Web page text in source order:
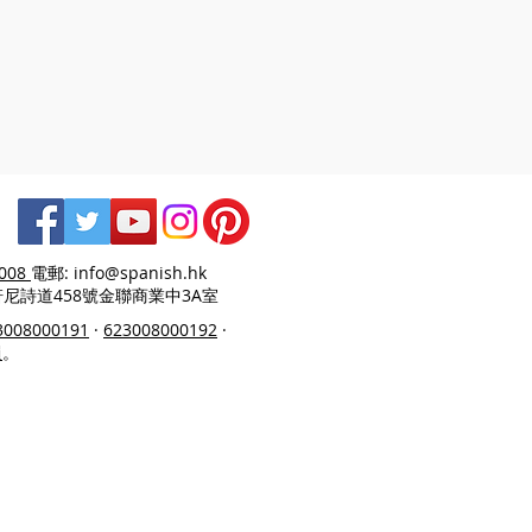
電郵: info@spanish.hk
詩道458號金聯商業中3A室
· 623008000192 ·
。